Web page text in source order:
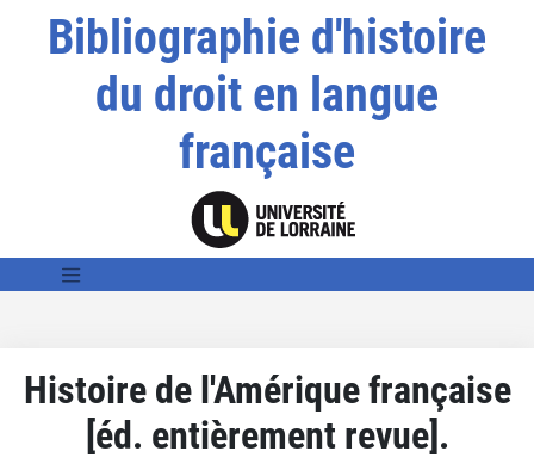
Bibliographie d'histoire
du droit en langue
française
Histoire de l'Amérique française
[éd. entièrement revue].